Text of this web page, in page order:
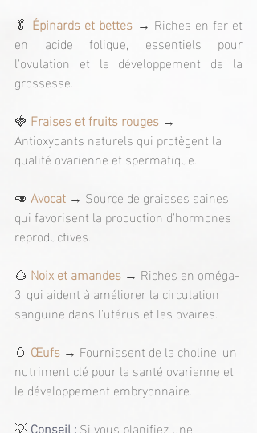
🥬 Épinards et bettes → Riches en fer et
en acide folique, essentiels pour
l'ovulation et le développement de la
grossesse.
🍓 Fraises et fruits rouges →
Antioxydants naturels qui protègent la
qualité ovarienne et spermatique.
🥑 Avocat → Source de graisses saines
qui favorisent la production d'hormones
reproductives.
🌰 Noix et amandes → Riches en oméga-
3, qui aident à améliorer la circulation
sanguine dans l'utérus et les ovaires.
🥚 Œufs → Fournissent de la choline, un
nutriment clé pour la santé ovarienne et
le développement embryonnaire.
💡 Conseil : Si vous planifiez une